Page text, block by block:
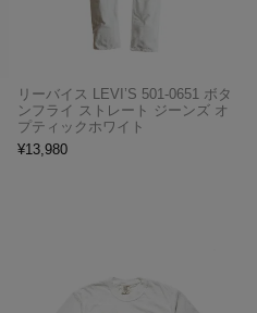
リーバイス LEVI’S 501-0651 ボタ
ンフライ ストレート ジーンズ オ
プティックホワイト
¥13,980